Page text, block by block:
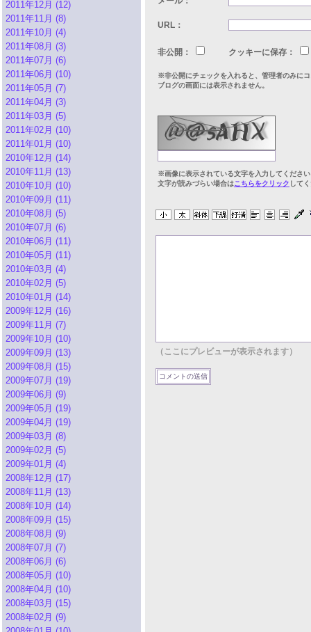
2011年12月 (12)
2011年11月 (8)
2011年10月 (4)
2011年08月 (3)
2011年07月 (6)
2011年06月 (10)
2011年05月 (7)
2011年04月 (3)
2011年03月 (5)
2011年02月 (10)
2011年01月 (10)
2010年12月 (14)
2010年11月 (13)
2010年10月 (10)
2010年09月 (11)
2010年08月 (5)
2010年07月 (6)
2010年06月 (11)
2010年05月 (11)
2010年03月 (4)
2010年02月 (5)
2010年01月 (14)
2009年12月 (16)
2009年11月 (7)
2009年10月 (10)
2009年09月 (13)
2009年08月 (15)
2009年07月 (19)
2009年06月 (9)
2009年05月 (19)
2009年04月 (19)
2009年03月 (8)
2009年02月 (5)
2009年01月 (4)
2008年12月 (17)
2008年11月 (13)
2008年10月 (14)
2008年09月 (15)
2008年08月 (9)
2008年07月 (7)
2008年06月 (6)
2008年05月 (10)
2008年04月 (10)
2008年03月 (15)
2008年02月 (9)
URL：
非公開： クッキーに保存：
※非公開にチェックを入れると、管理者のみに
ブログの画面には表示されません。
※画像に表示されている文字を入力してくださ
文字が読みづらい場合はこちらをクリック して
（ここにプレビューが表示されます）